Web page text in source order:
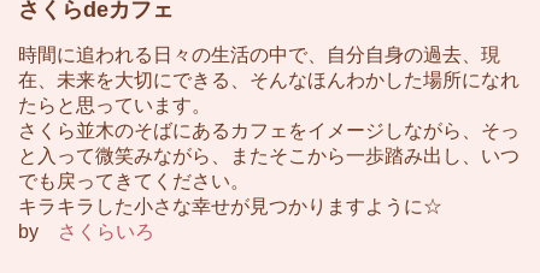
さくらdeカフェ
時間に追われる日々の生活の中で、自分自身の過去、現
在、未来を大切にできる、そんなほんわかした場所になれ
たらと思っています。
さくら並木のそばにあるカフェをイメージしながら、そっ
と入って微笑みながら、またそこから一歩踏み出し、いつ
でも戻ってきてください。
キラキラした小さな幸せが見つかりますように☆
by
さくらいろ